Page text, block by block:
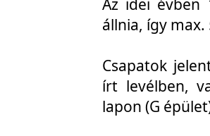
állnia, így
Csapatok
írt levélben,
lapon (G